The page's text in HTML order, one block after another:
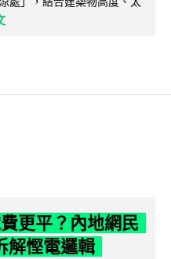
更平？內地網民
解慳電邏輯